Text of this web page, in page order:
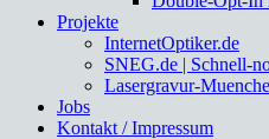
Projekte
InternetOptiker.de
SNEG.de | Schnell-
Lasergravur-
Jobs
Kontakt / Impressum